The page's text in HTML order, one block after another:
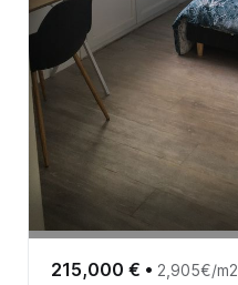
215,000 € • 2,905€/m2